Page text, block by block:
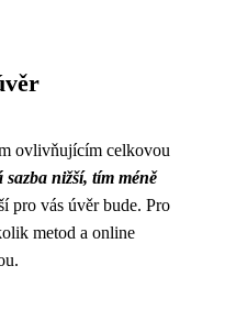
ovlivňujícím celkovou
nižší, tím méně
pro vás úvěr bude. Pro
metod a online